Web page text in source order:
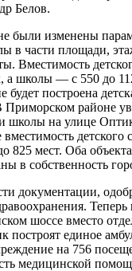
Белов.
были изменены
в части площади,
Вместимость
а школы — с 550 до
построена
Приморском районе
школы на улице
детского
825 мест. Оба объекта
в собственность
документации,
шоссе вмес­то
построят единое
на 756
медицинской